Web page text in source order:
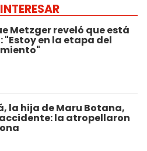
Metzger reveló que está
"Estoy en la etapa del
la hija de Maru Botana,
la atropellaron